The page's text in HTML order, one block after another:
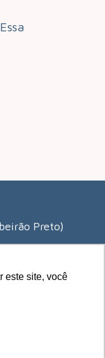
este site, você
Preto)